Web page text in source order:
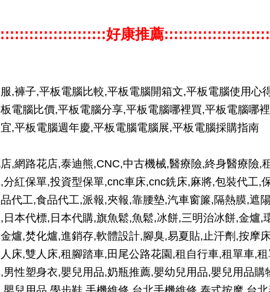
::::::::::::::::::::::好康推薦::::::::::::::::::::::
,褲子,平板電腦比較,平板電腦開箱文,平板電腦使用心
電腦比價,平板電腦分享,平板電腦哪裡買,平板電腦哪裡
,平板電腦週年慶,平板電腦電腦展,平板電腦採購指南
,網路花店,泰迪熊,CNC,中古機械,醫療險,終身醫療險,租
分紅保單,投資型保單,cnc車床,cnc銑床,麻將,包裝代工,
代工,食品代工,派報,夾報,靠腰墊,汽車窗簾,隔熱膜,遮
日本代標,日本代購,旗魚鬆,魚鬆,冰餅,三明治冰餅,金爐,
爐,焚化爐,進銷存,軟體設計,腳臭,易夏貼,止汗劑,按摩
床,雙人床,租腳踏車,田尾公路花園,租自行車,租單車,
男性塑身衣,嬰兒用品,奶瓶推薦,嬰幼兒用品,嬰兒用品購